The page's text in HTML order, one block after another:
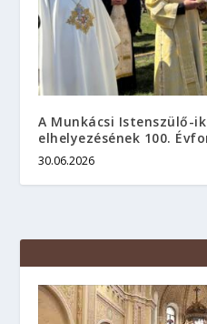
A Munkácsi Istenszülő-
elhelyezésének 100.
30.06.2026